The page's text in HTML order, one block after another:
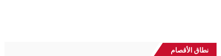
نطاق الأقصام